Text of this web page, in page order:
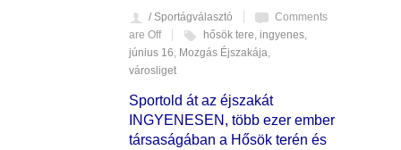
/ Sportágválasztó
Comments
are Off
hősök tere ingyenes
június 16 Mozgás Éjszakája
városliget
Sportold át az éjszakát
INGYENESEN, több ezer ember
társaságában a Hősök terén és